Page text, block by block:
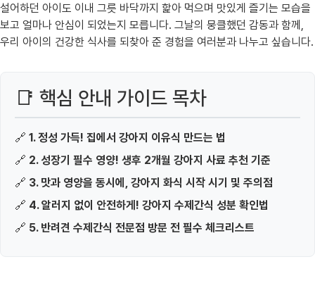
설어하던 아이도 이내 그릇 바닥까지 핥아 먹으며 맛있게 즐기는 모습을
보고 얼마나 안심이 되었는지 모릅니다. 그날의 뭉클했던 감동과 함께,
우리 아이의 건강한 식사를 되찾아 준 경험을 여러분과 나누고 싶습니다.
📑 핵심 안내 가이드 목차
🔗 1. 정성 가득! 집에서 강아지 이유식 만드는 법
🔗 2. 성장기 필수 영양! 생후 2개월 강아지 사료 추천 기준
🔗 3. 맛과 영양을 동시에, 강아지 화식 시작 시기 및 주의점
🔗 4. 알러지 없이 안전하게! 강아지 수제간식 성분 확인법
🔗 5. 반려견 수제간식 전문점 방문 전 필수 체크리스트